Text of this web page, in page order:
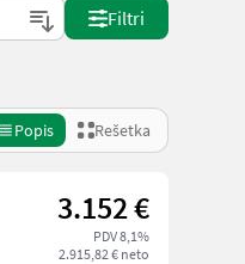
Filtri
Popis Rešetka
3.152 €
PDV 8,1%
2.915,82 € neto